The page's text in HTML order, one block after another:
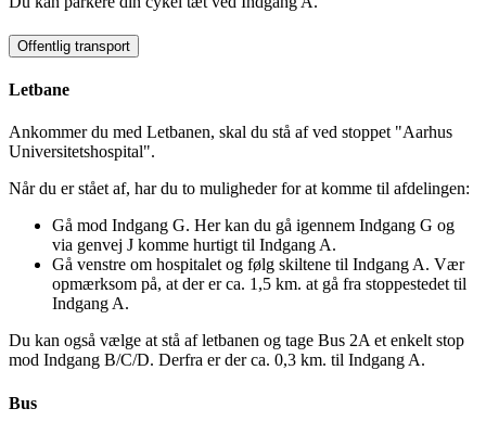
Offentlig transport
Letbane
Ankommer du med Letbanen, skal du stå af ved stoppet "Aarhus
Universitetshospital".
Når du er stået af, har du to muligheder for at komme til afdelingen:
Gå mod Indgang G. Her kan du gå igennem Indgang G og
via genvej J komme hurtigt til Indgang A.
Gå venstre om hospitalet og følg skiltene til Indgang A. Vær
opmærksom på, at der er ca. 1,5 km. at gå fra stoppestedet til
Indgang A.
Du kan også vælge at stå af letbanen og tage Bus 2A et enkelt stop
mod Indgang B/C/D. Derfra er der ca. 0,3 km. til Indgang A.
Bus